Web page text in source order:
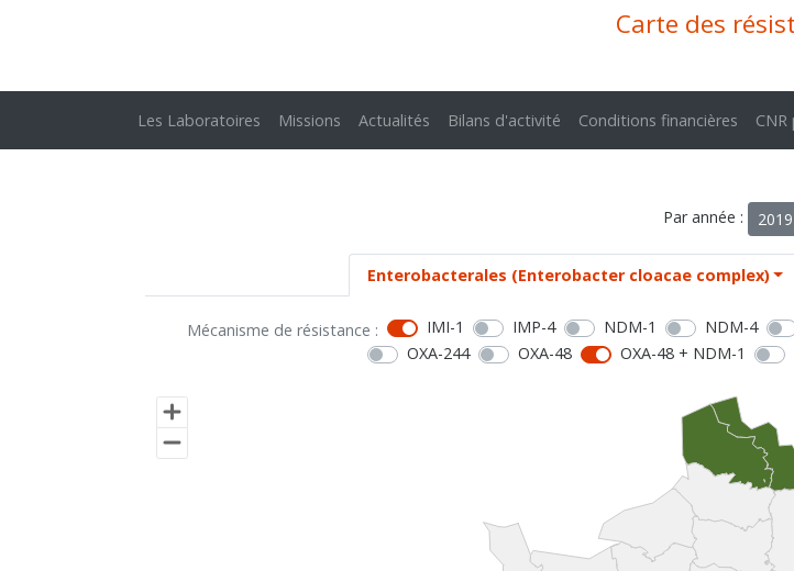
Carte des
Les Laboratoires Missions Actualités Bilans d'activité Conditions financières
Par année : 2019
Enterobacterales (Enterobacter cloacae complex)
Mécanisme de résistance : IMI-1 IMP-4 NDM-1 NDM-4
OXA-244
OXA-48 OXA-48 + NDM-1